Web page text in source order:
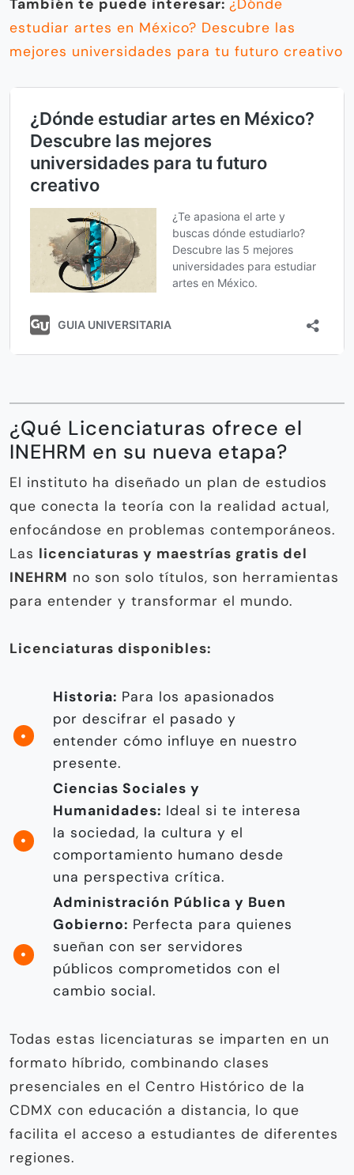
También te puede interesar: ¿Dónde
estudiar artes en México? Descubre las
mejores universidades para tu futuro creativo
¿Qué Licenciaturas ofrece el
INEHRM en su nueva etapa?
El instituto ha diseñado un plan de estudios
que conecta la teoría con la realidad actual,
enfocándose en problemas contemporáneos.
Las licenciaturas y maestrías gratis del
INEHRM no son solo títulos, son herramientas
para entender y transformar el mundo.
Licenciaturas disponibles:
Historia: Para los apasionados
por descifrar el pasado y
entender cómo influye en nuestro
presente.
Ciencias Sociales y
Humanidades: Ideal si te interesa
la sociedad, la cultura y el
comportamiento humano desde
una perspectiva crítica.
Administración Pública y Buen
Gobierno: Perfecta para quienes
sueñan con ser servidores
públicos comprometidos con el
cambio social.
Todas estas licenciaturas se imparten en un
formato híbrido, combinando clases
presenciales en el Centro Histórico de la
CDMX con educación a distancia, lo que
facilita el acceso a estudiantes de diferentes
regiones.